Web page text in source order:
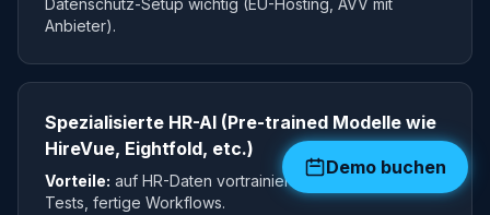
Datenschutz-Setup wichtig (EU-Hosting, AVV mit
Anbieter).
Spezialisierte HR-AI (Pre-trained Modelle wie
HireVue, Eightfold, etc.)
Vorteile: auf HR-Daten vortrainiert, integrierte Bias-
Tests, fertige Workflows.
Demo buchen